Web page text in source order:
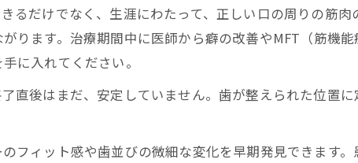
改善の効果
ール
説
ける重要性
防ぐ方法
イント
るだけでなく、生涯にわたって、正しい口の周りの筋
ります。治療期間中に医師から癖の改善やMFT（筋機
に入れてください。
直後はまだ、安定していません。歯が整えられた位置
フィット感や歯並びの微細な変化を早期発見できます